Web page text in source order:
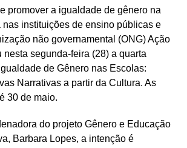
promover a igualdade de gênero na
instituições de ensino públicas e
não governamental (ONG) Ação
nesta segunda-feira (28) a quarta
de Gênero nas Escolas:
Narrativas a partir da Cultura. As
30 de maio.
do projeto Gênero e Educação
Barbara Lopes, a intenção é